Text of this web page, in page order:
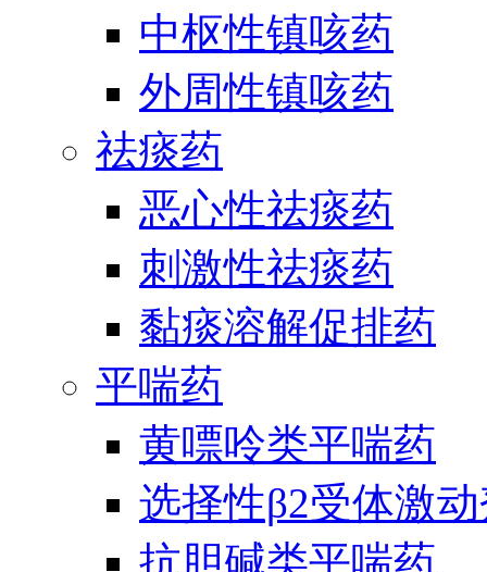
中枢性镇咳药
外周性镇咳药
祛痰药
恶心性祛痰药
刺激性祛痰药
黏痰溶解促排药
平喘药
黄嘌呤类平喘药
选择性β2受体激
抗胆碱类平喘药